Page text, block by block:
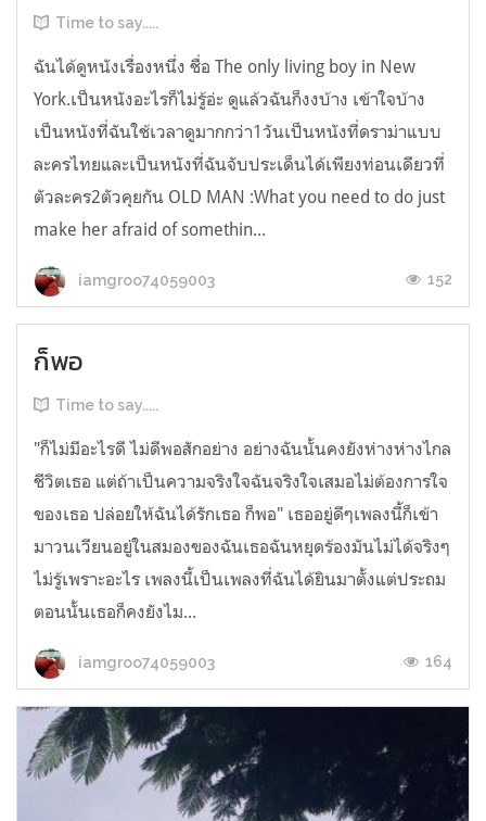
Time to say.....
ฉันได้ดูหนังเรื่องหนึ่ง ชื่อ The only living boy in New
York.เป็นหนังอะไรก็ไม่รู้อ่ะ ดูแล้วฉันก็งงบ้าง เข้าใจบ้าง
เป็นหนังที่ฉันใช้เวลาดูมากกว่า1วันเป็นหนังที่ดราม่าแบบ
ละครไทยและเป็นหนังที่ฉันจับประเด็นได้เพียงท่อนเดียวที่
ตัวละคร2ตัวคุยกัน OLD MAN :What you need to do just
make her afraid of somethin...
iamgroo74059003 152
ก็พอ
Time to say.....
"ก็ไม่มีอะไรดี ไม่ดีพอสักอย่าง อย่างฉันนั้นคงยังห่างห่างไกล
ชีวิตเธอ แต่ถ้าเป็นความจริงใจฉันจริงใจเสมอไม่ต้องการใจ
ของเธอ ปล่อยให้ฉันได้รักเธอ ก็พอ" เธออยู่ดีๆเพลงนี้ก็เข้า
มาวนเวียนอยู่ในสมองของฉันเธอฉันหยุดร้องมันไม่ได้จริงๆ
ไม่รู้เพราะอะไร เพลงนี้เป็นเพลงที่ฉันได้ยินมาตั้งแต่ประถม
ตอนนั้นเธอก็คงยังไม...
iamgroo74059003 164